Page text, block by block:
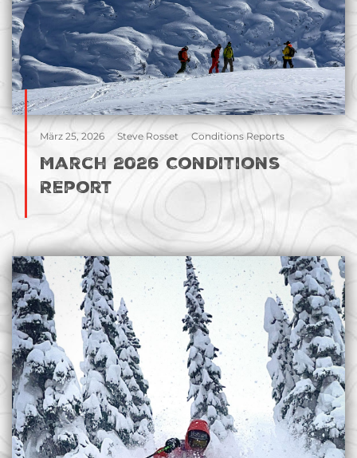
März 25, 2026 Steve Rosset Conditions Reports
March 2026 Conditions
Report